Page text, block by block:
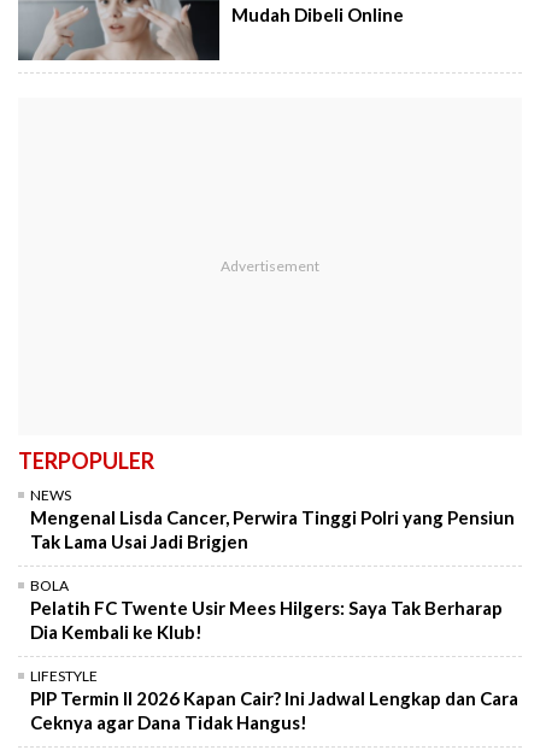
Mudah Dibeli Online
TERPOPULER
NEWS
Mengenal Lisda Cancer, Perwira Tinggi Polri yang Pensiun
Tak Lama Usai Jadi Brigjen
BOLA
Pelatih FC Twente Usir Mees Hilgers: Saya Tak Berharap
Dia Kembali ke Klub!
LIFESTYLE
PIP Termin II 2026 Kapan Cair? Ini Jadwal Lengkap dan Cara
Ceknya agar Dana Tidak Hangus!